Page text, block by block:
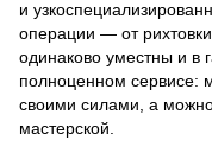
и
операции — от
одинаково уместны и в
полноценном сервисе:
своими силами, а
мастерской.